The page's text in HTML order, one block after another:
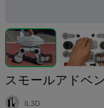
GIF GI
スモールアドベ
IL3D